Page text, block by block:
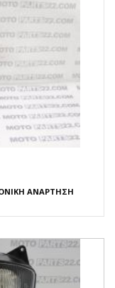
ΑΝΑΡΤΗΣΗ